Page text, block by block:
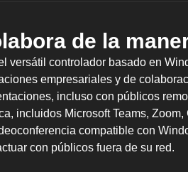
de la
versátil controlador basado en
empresariales y de
incluso con públicos
incluidos Microsoft Teams,
compatible con
con públicos fuera de su red.